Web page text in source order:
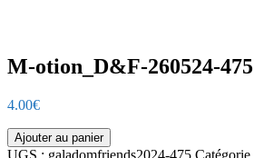
M-otion_D&F-260524-
4.00€
quantité
de
Ajouter au panier
UGS : galadomfriends2024-475 Catégorie